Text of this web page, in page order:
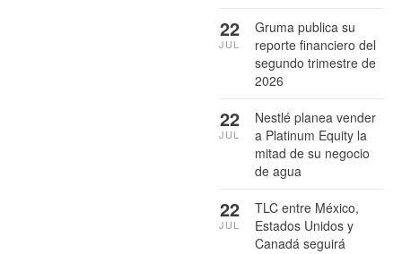
Gruma publica su
reporte financiero del
segundo trimestre de
2026
22
JUL
Nestlé planea vender
a Platinum Equity la
mitad de su negocio
de agua
22
JUL
TLC entre México,
Estados Unidos y
Canadá seguirá
22
JUL